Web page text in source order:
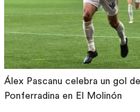
Álex Pascanu celebra un gol
Ponferradina en El Molinón